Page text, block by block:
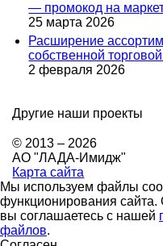
— промокод на
25 марта 2026
Расширение
собственной
2 февраля 2026
Другие наши проекты
© 2013 – 2026
АО "ЛАДА-Имидж"
Карта сайта
Мы используем файлы
функционирования сайта.
вы соглашаетесь с нашей
файлов.